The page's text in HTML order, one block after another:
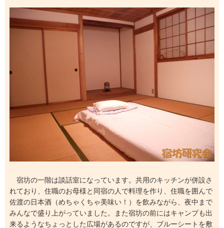
宿坊の一階は談話室になっています。共用のキッチンが併設さ
れており、住職のお母様と同宿の人で料理を作り、住職を囲んで
佐渡の日本酒（めちゃくちゃ美味い！）を飲みながら、夜中まで
みんなで盛り上がっていました。また宿坊の前にはキャンプも出
来るようなちょっとした広場があるのですが、ブルーシートを敷